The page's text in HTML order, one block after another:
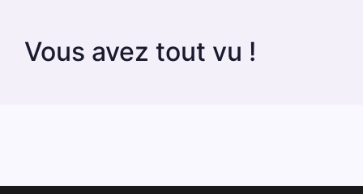
Vous avez tout vu !